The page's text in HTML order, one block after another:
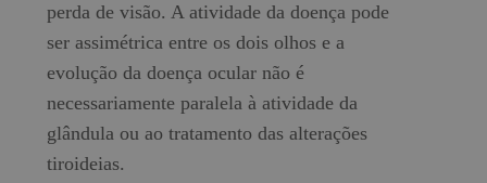
perda de visão. A atividade da doença pode
ser assimétrica entre os dois olhos e a
evolução da doença ocular não é
necessariamente paralela à atividade da
glândula ou ao tratamento das alterações
tiroideias.